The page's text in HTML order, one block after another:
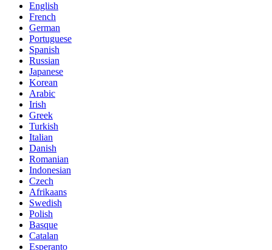
English
French
German
Portuguese
Spanish
Russian
Japanese
Korean
Arabic
Irish
Greek
Turkish
Italian
Danish
Romanian
Indonesian
Czech
Afrikaans
Swedish
Polish
Basque
Catalan
Esperanto